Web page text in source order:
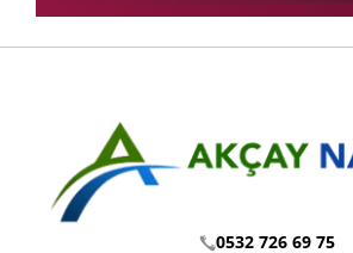
0532 726 69 75